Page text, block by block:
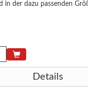
in der dazu passenden
Details